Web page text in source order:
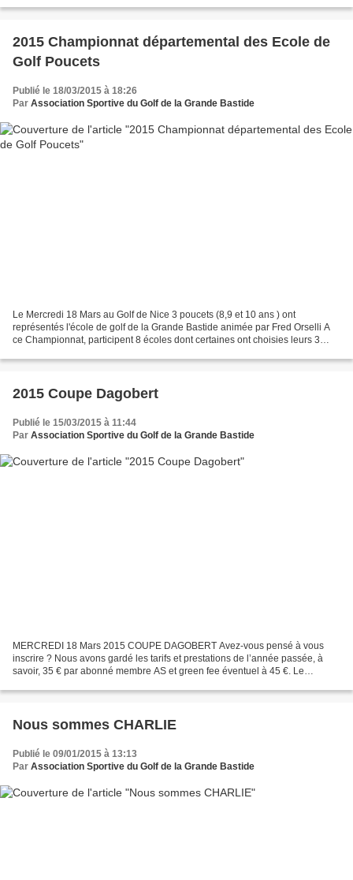
2015 Championnat départemental des Ecole de
Golf Poucets
Publié le 18/03/2015 à 18:26
Par Association Sportive du Golf de la Grande Bastide
Le Mercredi 18 Mars au Golf de Nice 3 poucets (8,9 et 10 ans ) ont
représentés l'école de golf de la Grande Bastide animée par Fred Orselli A
ce Championnat, participent 8 écoles dont certaines ont choisies leurs 3
2015 Coupe Dagobert
Publié le 15/03/2015 à 11:44
Par Association Sportive du Golf de la Grande Bastide
MERCREDI 18 Mars 2015 COUPE DAGOBERT Avez-vous pensé à vous
inscrire ? Nous avons gardé les tarifs et prestations de l’année passée, à
savoir, 35 € par abonné membre AS et green fee éventuel à 45 €. Le
Nous sommes CHARLIE
Publié le 09/01/2015 à 13:13
Par Association Sportive du Golf de la Grande Bastide